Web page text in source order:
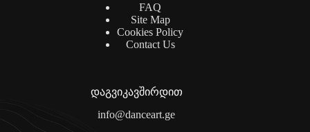
FAQ
Site Map
Cookies Policy
Contact Us
დაგვიკავშირდით
info@danceart.ge